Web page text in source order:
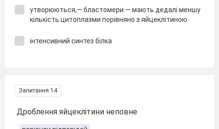
утворюються,— бластомери — мають дедалі меншу
кількість цитоплазми порівняно з яйцеклітиною
інтенсивний синтез білка
Запитання 14
Дроблення яйцеклітини неповне